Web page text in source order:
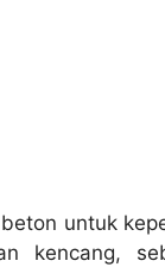
untuk
kencang,